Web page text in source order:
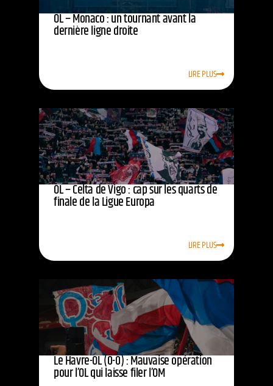
OL – Monaco : un tournant avant la
dernière ligne droite
LIRE PLUS
OL – Celta de Vigo : cap sur les quarts de
finale de la Ligue Europa
LIRE PLUS
Le Havre-OL (0-0) : Mauvaise opération
pour l’OL qui laisse filer l’OM